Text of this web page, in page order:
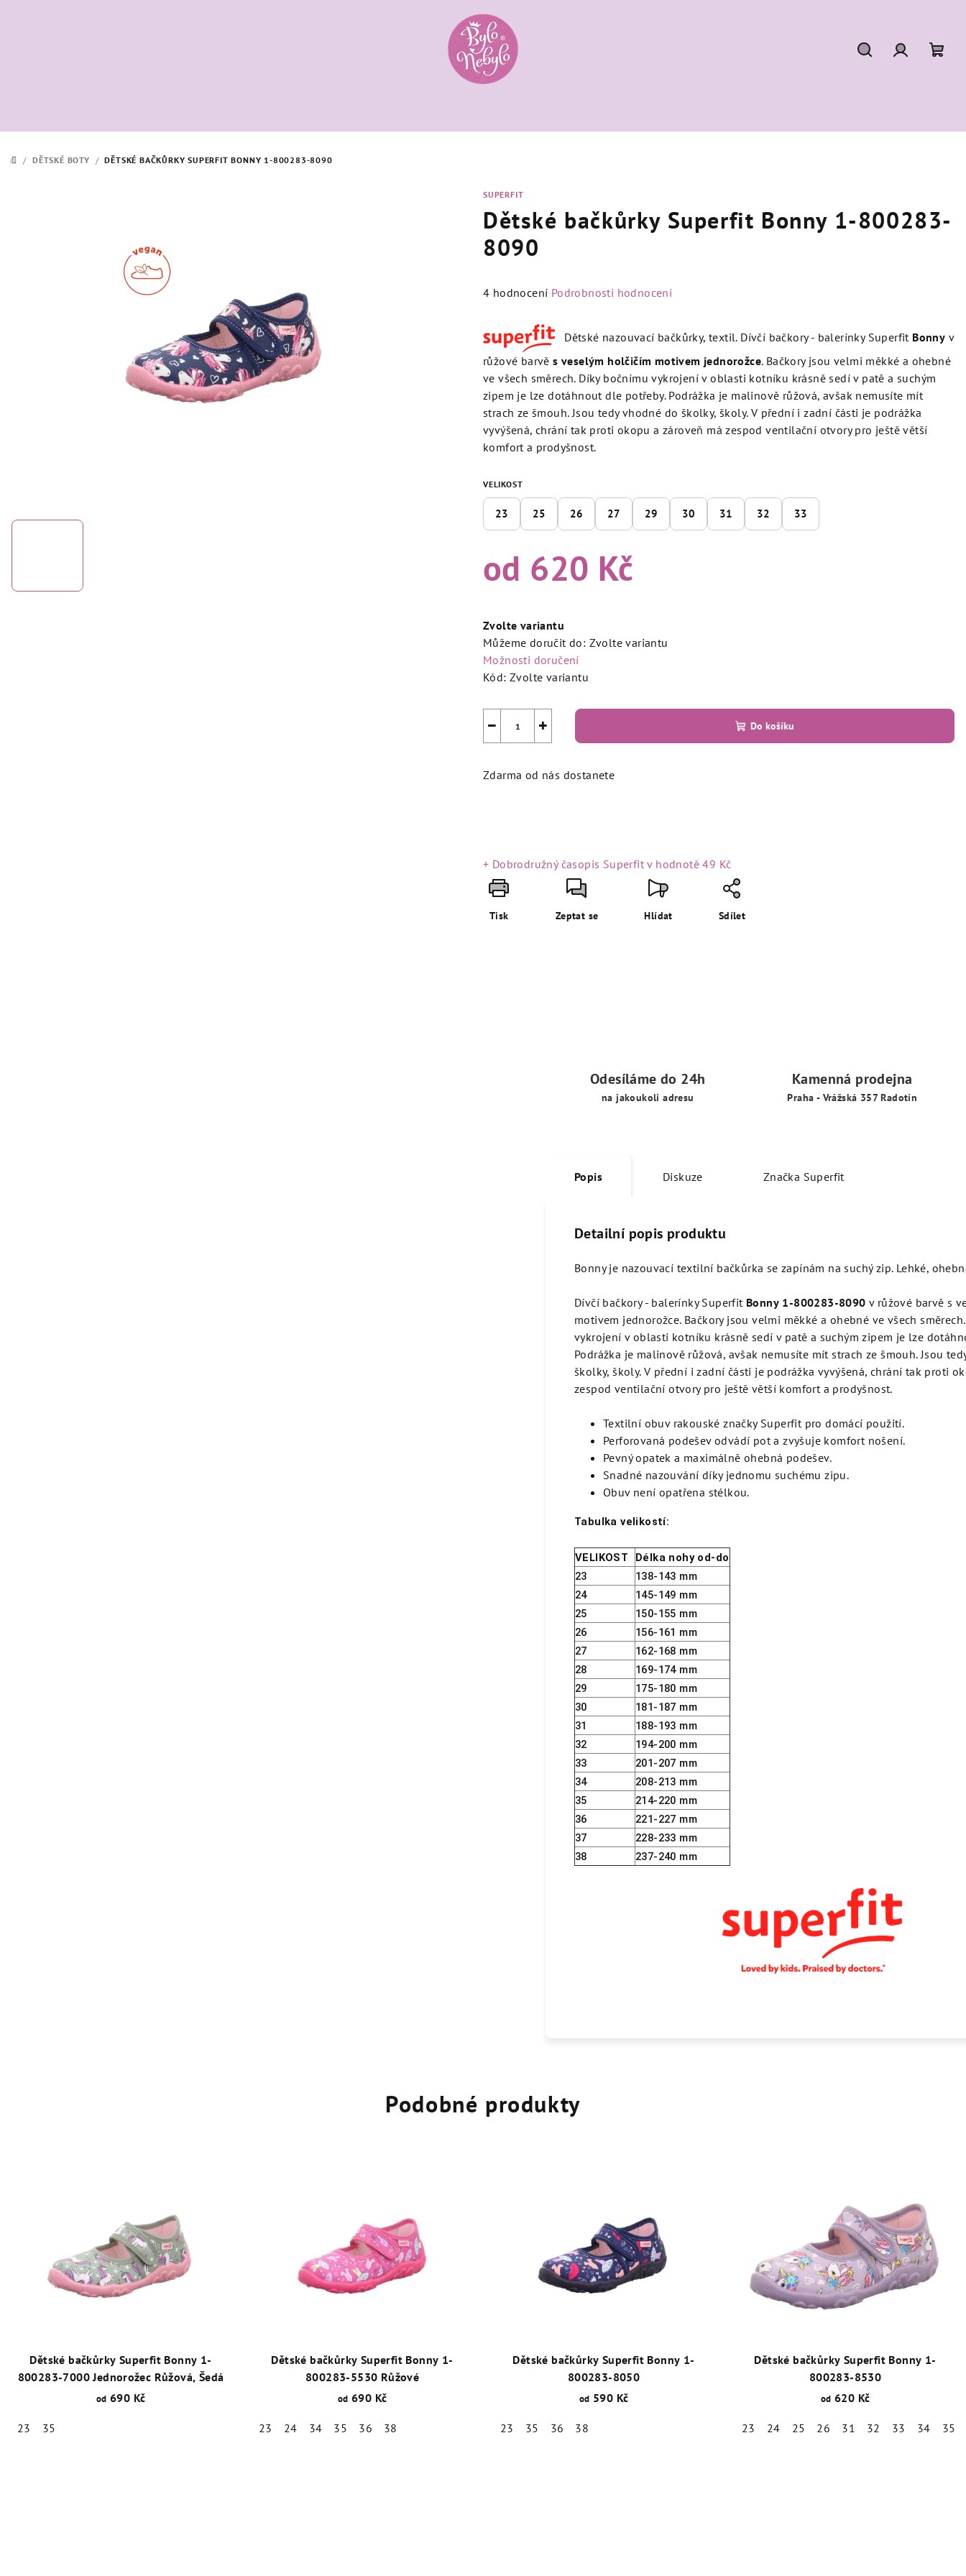
DOMŮ
/ DĚTSKÉ BOTY / DĚTSKÉ BAČKŮRKY SUPERFIT BONNY 1-800283-8090
SUPERFIT
Dětské bačkůrky Superfit Bonny 1-800283-
8090
Průměrné
je
5,0
z
5
hvězdiček.
4 hodnocení Podrobnosti hodnocení
Dětské nazouvací bačkůrky, textil. Dívčí bačkory - balerínky Superfit Bonny v
růžové barvěs veselým holčičím motivem jednorožce. Bačkory jsou velmi měkké a ohebné
ve všech směrech. Díky bočnímu vykrojení v oblasti kotníku krásně sedí v patě a suchým
zipem je lze dotáhnout dle potřeby. Podrážka je malinově růžová, avšak nemusíte mít
strach ze šmouh. Jsou tedy vhodné do školky, školy. V přední i zadní části je podrážka
vyvýšená, chrání tak proti okopu a zároveň má zespod ventilační otvory pro ještě větší
komfort a prodyšnost.
VELIKOST
23 25 26 27 29 30 31 32 33
od 620 Kč
cena:
Zvolte variantu
Můžeme doručit do: Zvolte variantu
Možnosti doručení
Kód: Zvolte variantu
+
− Do košíku
Zdarma od nás dostanete
+ Dobrodružný časopis Superfitv hodnotě 49 Kč
Tisk Zeptat se Hlídat Sdílet
Odesíláme do 24h
na jakoukoli adresu
Kamenná prodejna
Praha - Vrážská 357 Radotín
Popis Diskuze Značka Superfit
Detailní popis produktu
Bonny je nazouvací textilní bačkůrka se zapínám na suchý zip. Lehké,
Dívčí bačkory - balerínky Superfit Bonny 1-800283-8090 v růžové barvě s
motivem jednorožce. Bačkory jsou velmi měkké a ohebné ve všech
vykrojení v oblasti kotníku krásně sedí v patě a suchým zipem je lze
Podrážka je malinově růžová, avšak nemusíte mít strach ze šmouh. Jsou
školky, školy. V přední i zadní části je podrážka vyvýšená, chrání tak proti
zespod ventilační otvory pro ještě větší komfort a prodyšnost.
Textilní obuv rakouské značky Superfit pro domácí použití.
Perforovaná podešev odvádí pot a zvyšuje komfort nošení.
Pevný opatek a maximálně ohebná podešev.
Snadné nazouvání díky jednomu suchému zipu.
Obuv není opatřena stélkou.
Tabulka velikostí:
VELIKOST
Délka nohy od-do
23
138-143 mm
24
145-149 mm
25
150-155 mm
26
156-161 mm
27
162-168 mm
28
169-174 mm
29
175-180 mm
30
181-187 mm
31
188-193 mm
32
194-200 mm
33
201-207 mm
34
208-213 mm
35
214-220 mm
36
221-227 mm
37
228-233 mm
38
237-240 mm
Podobné produkty
Dětské bačkůrky Superfit Bonny 1-
800283-7000 Jednorožec Růžová, Šedá
od 690 Kč
23 35
Dětské bačkůrky Superfit Bonny 1-
800283-5530 Růžové
od 690 Kč
23 24 34 35 36 38
Dětské bačkůrky Superfit Bonny 1-
800283-8050
od 590 Kč
23 35 36 38
Dětské bačkůrky Superfit Bonny 1-
800283-8530
od 620 Kč
23 24 25 26 31 32 33 34 35